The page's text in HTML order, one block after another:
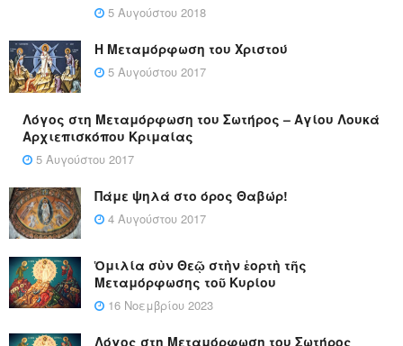
5 Αυγούστου 2018
Η Μεταμόρφωση του Χριστού
5 Αυγούστου 2017
Λόγος στη Μεταμόρφωση του Σωτήρος – Αγίου Λουκά
Αρχιεπισκόπου Κριμαίας
5 Αυγούστου 2017
Πάμε ψηλά στο όρος Θαβώρ!
4 Αυγούστου 2017
Ὁμιλία σὺν Θεῷ στὴν ἑορτὴ τῆς
Μεταμόρφωσης τοῦ Κυρίου
16 Νοεμβρίου 2023
Λόγος στη Μεταμόρφωση του Σωτήρος